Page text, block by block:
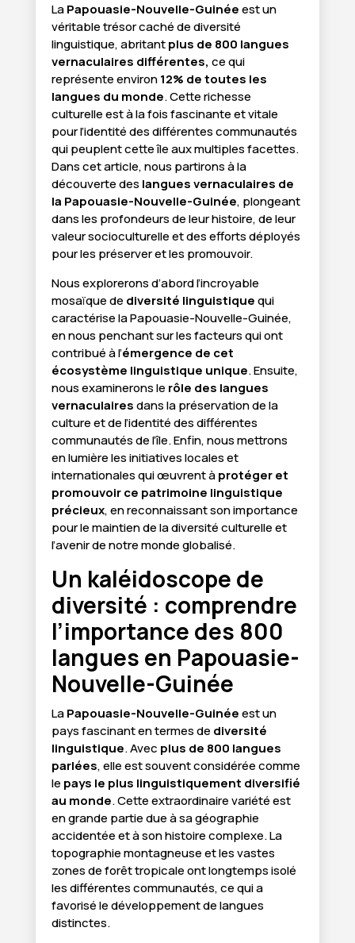
LaPapouasie-Nouvelle-Guinéeest un
véritable trésor caché de diversité
linguistique, abritantplus de 800 langues
vernaculaires différentes, ce qui
représente environ12% de toutes les
langues du monde. Cette richesse
culturelle est à la fois fascinante et vitale
pour l’identité des différentes communautés
qui peuplent cette île aux multiples facettes.
Dans cet article, nous partirons à la
découverte des langues vernaculaires de
la Papouasie-Nouvelle-Guinée, plongeant
dans les profondeurs de leur histoire, de leur
valeur socioculturelle et des efforts déployés
pour les préserver et les promouvoir.
Nous explorerons d’abord l’incroyable
mosaïque de diversité linguistiquequi
caractérise la Papouasie-Nouvelle-Guinée,
en nous penchant sur les facteurs qui ont
contribué à l’émergence de cet
écosystème linguistique unique. Ensuite,
nous examinerons le rôle des langues
vernaculairesdans la préservation de la
culture et de l’identité des différentes
communautés de l’île. Enfin, nous mettrons
en lumière les initiatives locales et
internationales qui œuvrent àprotéger et
promouvoir ce patrimoine linguistique
précieux, en reconnaissant son importance
pour le maintien de la diversité culturelle et
l’avenir de notre monde globalisé.
Un kaléidoscope de
diversité : comprendre
l’importance des 800
langues en Papouasie-
Nouvelle-Guinée
LaPapouasie-Nouvelle-Guinéeest un
pays fascinant en termes de diversité
linguistique. Avec plus de 800 langues
parlées, elle est souvent considérée comme
le pays le plus linguistiquement diversifié
au monde. Cette extraordinaire variété est
en grande partie due à sa géographie
accidentée et à son histoire complexe. La
topographie montagneuse et les vastes
zones de forêt tropicale ont longtemps isolé
les différentes communautés, ce qui a
favorisé le développement de langues
distinctes.